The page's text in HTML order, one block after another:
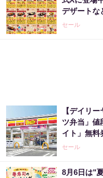
デザートな
セール
【デイリ
ツ弁当」値
イト」無料
セール
8月6日は"